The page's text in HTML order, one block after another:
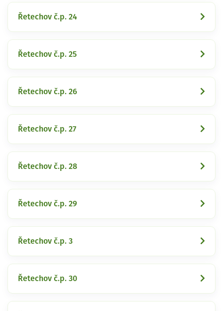
Řetechov č.p. 24
Řetechov č.p. 25
Řetechov č.p. 26
Řetechov č.p. 27
Řetechov č.p. 28
Řetechov č.p. 29
Řetechov č.p. 3
Řetechov č.p. 30